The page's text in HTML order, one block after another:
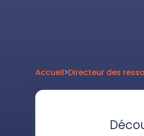
Accueil>Directeur des